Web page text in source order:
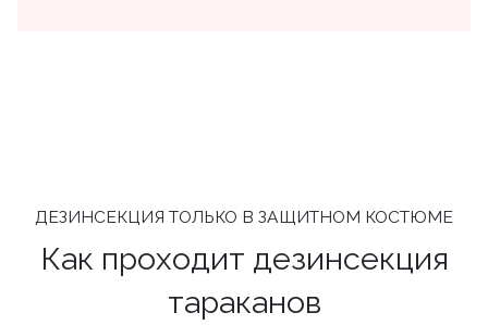
ДЕЗИНСЕКЦИЯ ТОЛЬКО В ЗАЩИТНОМ КОСТЮМЕ
Как проходит дезинсекция
тараканов